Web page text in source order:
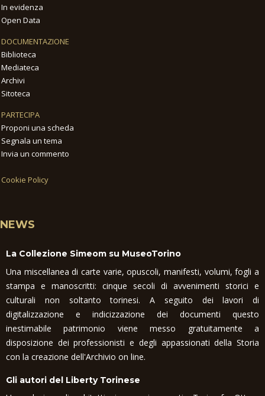
In evidenza
Open Data
DOCUMENTAZIONE
Biblioteca
Mediateca
Archivi
Sitoteca
PARTECIPA
Proponi una scheda
Segnala un tema
Invia un commento
Cookie Policy
NEWS
La Collezione Simeom su MuseoTorino
Una miscellanea di carte varie, opuscoli, manifesti, volumi, fogli a
stampa e manoscritti: cinque secoli di avvenimenti storici e
culturali non soltanto torinesi. A seguito dei lavori di
digitalizzazione e indicizzazione dei documenti questo
inestimabile patrimonio viene messo gratuitamente a
disposizione dei professionisti e degli appassionati della Storia
con la creazione dell'Archivio on line.
Gli autori del Liberty Torinese